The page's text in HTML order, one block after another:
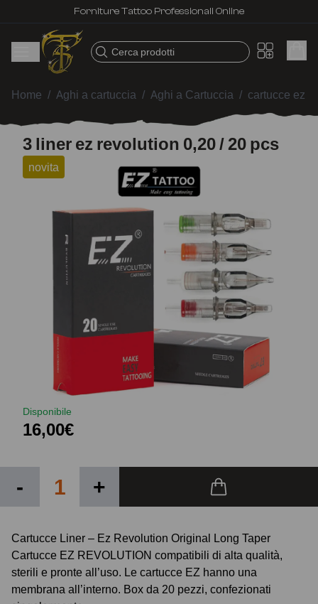
Forniture Tattoo Professionali Online
Cerca prodotti
Home / Aghi a cartuccia / Aghi a Cartuccia / cartucce ez
3 liner ez revolution 0,20 / 20 pcs
novita
Disponibile
16,00€
- +
Cartucce Liner – Ez Revolution Original Long Taper
Cartucce EZ REVOLUTION compatibili di alta qualità,
sterili e pronte all’uso. Le cartucce EZ hanno una
membrana all’interno. Box da 20 pezzi, confezionati